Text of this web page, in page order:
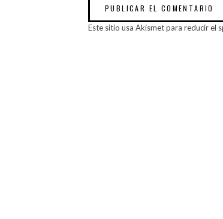
Este sitio usa Akismet para reducir el